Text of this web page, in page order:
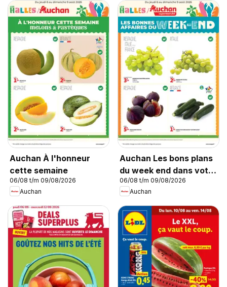
Auchan À l'honneur
cette semaine
06/08 t/m 09/08/2026
Auchan
Auchan Les bons plans
du week end dans votre
super !
06/08 t/m 09/08/2026
Auchan